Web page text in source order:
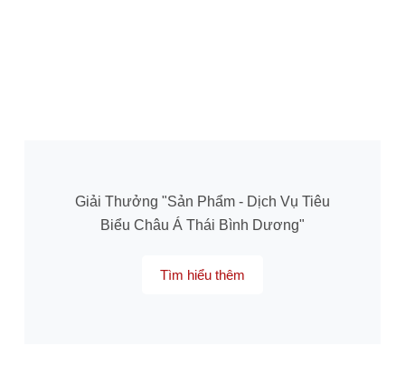
Giải Thưởng "Sản Phẩm - Dịch Vụ Tiêu
Biểu Châu Á Thái Bình Dương"
Tìm hiểu thêm